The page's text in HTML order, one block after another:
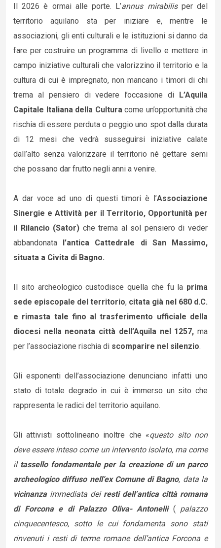
Il 2026 è ormai alle porte. L’annus mirabilisper del
territorio aquilano sta per iniziare e, mentre le
associazioni, gli enti culturali e le istituzioni si danno da
fare per costruire un programma di livello e mettere in
campo iniziative culturali che valorizzino il territorio e la
cultura di cui è impregnato, non mancano i timori di chi
trema al pensiero di vedere l’occasione di L’Aquila
Capitale Italiana della Cultura come un’opportunità che
rischia di essere perduta o peggio uno spot dalla durata
di 12 mesi che vedrà susseguirsi iniziative calate
dall’alto senza valorizzare il territorio né gettare semi
che possano dar frutto negli anni a venire.
A dar voce ad uno di questi timori è l’Associazione
Sinergie e Attività per il Territorio, Opportunità per
il Rilancio (Sator) che trema al sol pensiero di veder
abbandonata l’antica Cattedrale di San Massimo,
situata a Civita di Bagno.
Il sito archeologico custodisce quella che fu la prima
sede episcopale del territorio, citata già nel 680 d.C.
e rimasta tale fino al trasferimento ufficiale della
diocesi nella neonata città dell’Aquila nel 1257, ma
per l’associazione rischia di scomparire nel silenzio.
Gli esponenti dell’associazione denunciano infatti uno
stato di totale degrado in cui è immerso un sito che
rappresenta le radici del territorio aquilano.
Gli attivisti sottolineano inoltre che «questo sito non
deve essere inteso come un intervento isolato, ma come
iltassello fondamentale per la creazione di un parco
archeologico diffuso nell’ex Comune di Bagno, data la
vicinanza immediata deiresti dell’antica città romana
di Forcona e di Palazzo Oliva- Antonelli ( palazzo
cinquecentesco, sotto le cui fondamenta sono stati
rinvenuti i resti di terme romane dell’antica Forcona e